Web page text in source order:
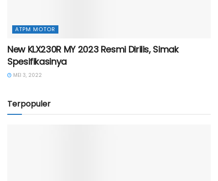
ATPM MOTOR
New KLX230R MY 2023 Resmi Dirilis, Simak
Spesifikasinya
MEI 3, 2022
Terpopuler